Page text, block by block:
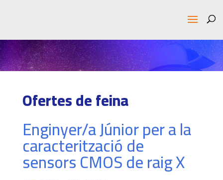
Ofertes de feina
Enginyer/a Júnior per a la
caracterització de
sensors CMOS de raig X